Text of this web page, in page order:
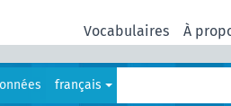
Vocabulaires À
français